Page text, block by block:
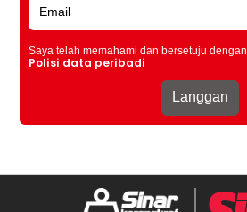
Saya telah memahami dan bersetuju dengan
Polisi data peribadi